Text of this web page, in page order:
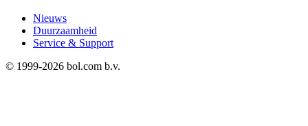
Nieuws
Duurzaamheid
Service & Support
© 1999-2026 bol.com b.v.